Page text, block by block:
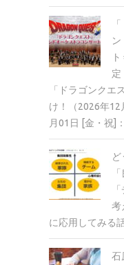
定
「ドラゴンクエ
け！（2026年12
月01日 [金・祝]
ど
考
に応用してみる
石